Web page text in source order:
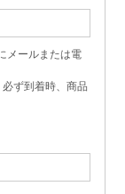
メールまたは電
ず到着時、商品